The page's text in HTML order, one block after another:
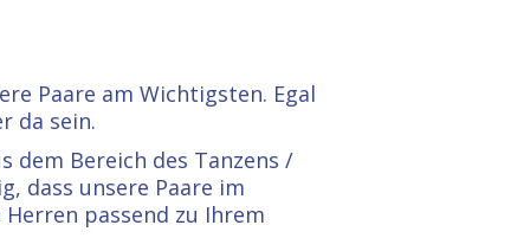
Paare am Wichtigsten. Egal
da sein.
dem Bereich des Tanzens /
dass unsere Paare im
passend zu Ihrem